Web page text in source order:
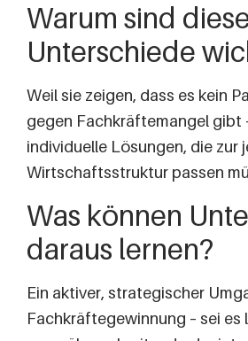
Warum sind
Unterschiede
Weil sie zeigen, dass es kein
gegen Fachkräftemangel gibt
individuelle Lösungen, die zur
Wirtschaftsstruktur passen
Was können
daraus lernen?
Ein aktiver, strategischer
Fachkräftegewinnung – sei es